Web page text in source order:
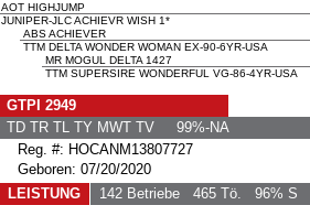
AOT HIGHJUMP
JUNIPER-JLC ACHIEVR WISH 1*
ABS ACHIEVER
TTM DELTA WONDER WOMAN EX-90-6YR-USA
MR MOGUL DELTA 1427
TTM SUPERSIRE WONDERFUL VG-86-4YR-USA
GTPI 2949
TD TR TL TY MWT TV 99%-NA
Reg. #: HOCANM13807727
Geboren: 07/20/2020
LEISTUNG
142 Betriebe465 Tö. 96% S